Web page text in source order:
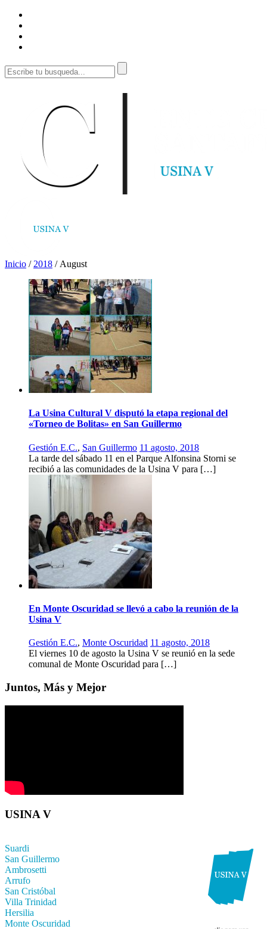
Inicio / 2018 / August
La Usina Cultural V disputó la etapa regional del
«Torneo de Bolitas» en San Guillermo
Gestión E.C., San Guillermo 11 agosto, 2018
La tarde del sábado 11 en el Parque Alfonsina Storni se
recibió a las comunidades de la Usina V para […]
En Monte Oscuridad se llevó a cabo la reunión de la
Usina V
Gestión E.C., Monte Oscuridad 11 agosto, 2018
El viernes 10 de agosto la Usina V se reunió en la sede
comunal de Monte Oscuridad para […]
Juntos, Más y Mejor
USINA V
Suardi
San Guillermo
Ambrosetti
Arrufo
San Cristóbal
Villa Trinidad
Hersilia
Monte Oscuridad